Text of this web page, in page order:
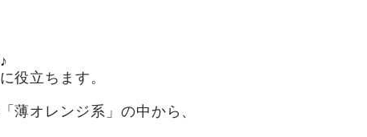
役立ちます。
薄オレンジ系」の中から、